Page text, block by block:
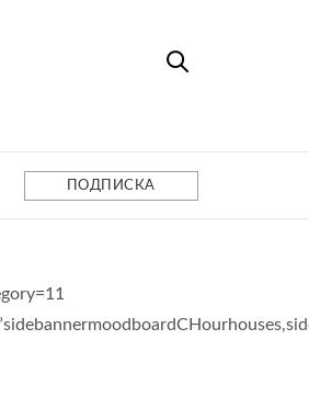
ПОДПИСКА